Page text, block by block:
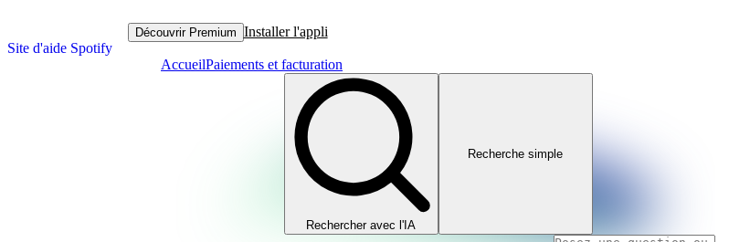
Site d'aide Spotify
Découvrir Premium Installer l'appli
AccueilPaiements et facturation
Rechercher avec l'IA
Recherche simple